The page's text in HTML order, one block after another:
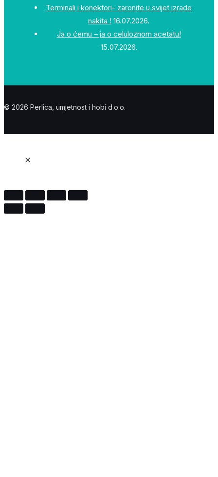
Terminali i konektori- zaronite u svijet izrade
nakita ! 16.07.2026.
Ja o ćemu – ja o celuloznom acetatu!
15.07.2026.
© 2026 Perlica, umjetnost i hobi d.o.o.